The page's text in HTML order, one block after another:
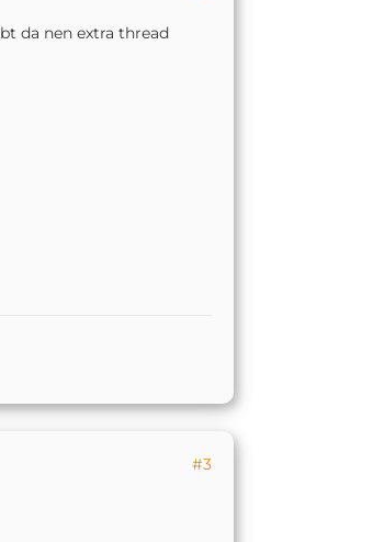
da nen extra thread
#3